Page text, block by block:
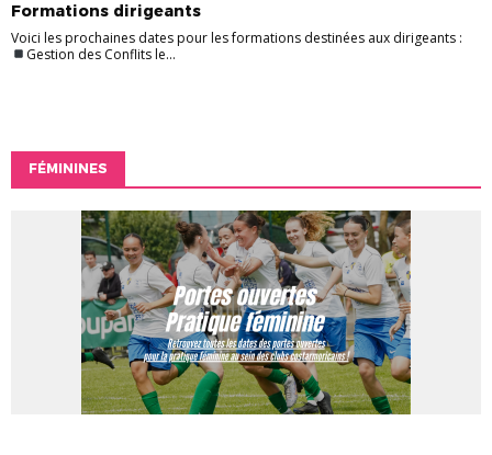
Formations dirigeants
Voici les prochaines dates pour les formations destinées aux dirigeants :
Gestion des Conflits le...
FÉMININES